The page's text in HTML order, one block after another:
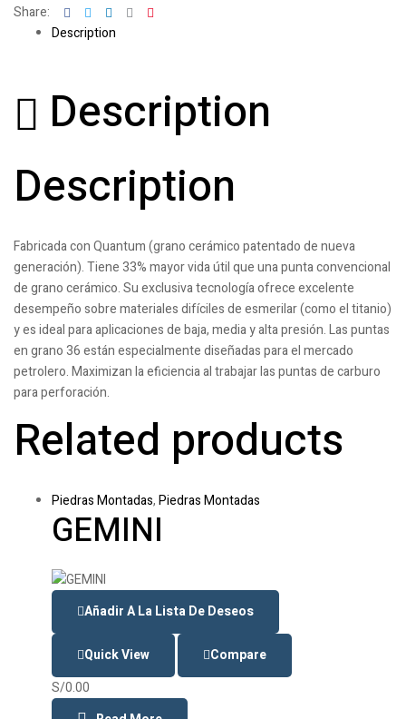
Share: FacebookTwitterLinkedinGoogle+
Description
Description
Description
Fabricada con Quantum (grano cerámico patentado de nueva
generación). Tiene 33% mayor vida útil que una punta convencional
de grano cerámico. Su exclusiva tecnología ofrece excelente
desempeño sobre materiales difíciles de esmerilar (como el titanio)
y es ideal para aplicaciones de baja, media y alta presión. Las puntas
en grano 36 están especialmente diseñadas para el mercado
petrolero. Maximizan la eficiencia al trabajar las puntas de carburo
para perforación.
Related products
Piedras Montadas,Piedras Montadas
GEMINI
Añadir A La Lista De Deseos
Quick View
Compare
S/0.00